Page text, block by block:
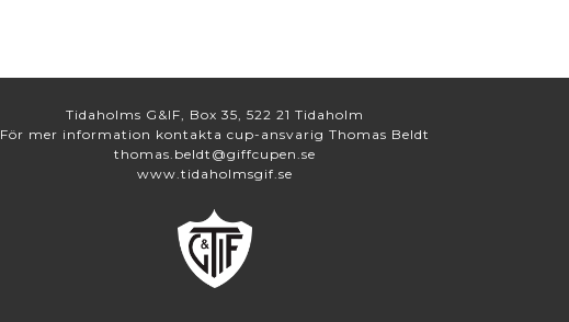
Tidaholms G&IF, Box 35, 522 21 Tidaholm
För mer information kontakta cup-ansvarig Thomas Beldt
thomas.beldt@giffcupen.se
www.tidaholmsgif.se